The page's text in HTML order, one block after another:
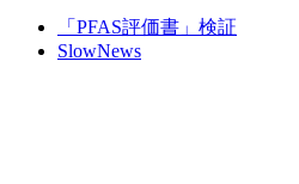
「PFAS評価書」検証
SlowNews